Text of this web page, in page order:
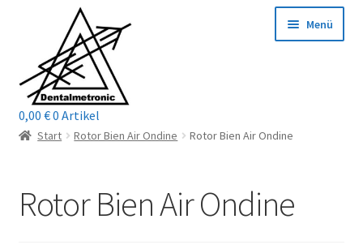
Navigation
springen
springen
Menü
Home
Mein Konto / Login
0,00 €0 Artikel
Start Rotor Bien Air Ondine Rotor Bien Air Ondine
Rotor Bien Air Ondine